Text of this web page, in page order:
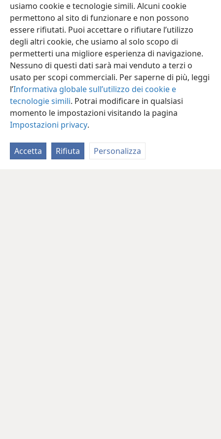
usiamo cookie e tecnologie simili. Alcuni cookie
permettono al sito di funzionare e non possono
essere rifiutati. Puoi accettare o rifiutare l’utilizzo
degli altri cookie, che usiamo al solo scopo di
permetterti una migliore esperienza di navigazione.
Nessuno di questi dati sarà mai venduto a terzi o
usato per scopi commerciali. Per saperne di più, leggi
l’Informativa globale sull’utilizzo dei cookie e
tecnologie simili. Potrai modificare in qualsiasi
momento le impostazioni visitando la pagina
Impostazioni privacy.
Accetta Rifiuta Personalizza